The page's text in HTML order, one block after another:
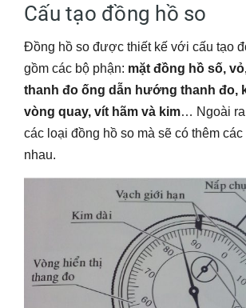
Cấu tạo đồng hồ so
Đồng hồ so được thiết kế với cấu tạo
gồm các bộ phận: mặt đồng hồ số,
thanh đo ống dẫn hướng thanh đo,
vòng quay, vít hãm và kim… Ngoài
các loại đồng hồ so mà sẽ có thêm
nhau.